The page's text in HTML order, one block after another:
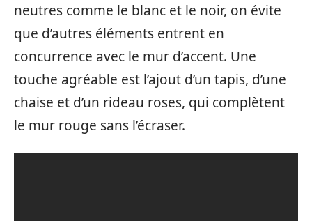
neutres comme le blanc et le noir, on évite
que d’autres éléments entrent en
concurrence avec le mur d’accent. Une
touche agréable est l’ajout d’un tapis, d’une
chaise et d’un rideau roses, qui complètent
le mur rouge sans l’écraser.